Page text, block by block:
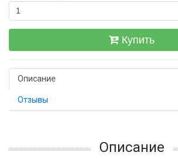
Купить
Описание
Отзывы
Описание